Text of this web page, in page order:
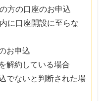
方の口座のお申込
に口座開設に至らな
お申込
解約している場合
でないと判断された場